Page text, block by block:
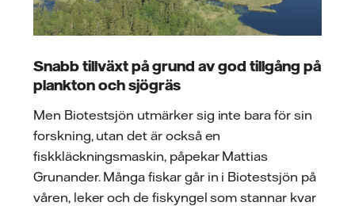
Snabb tillväxt på grund av god tillgång på
plankton och sjögräs
Men Biotestsjön utmärker sig inte bara för sin
forskning, utan det är också en
fiskkläckningsmaskin, påpekar Mattias
Grunander. Många fiskar går in i Biotestsjön på
våren, leker och de fiskyngel som stannar kvar